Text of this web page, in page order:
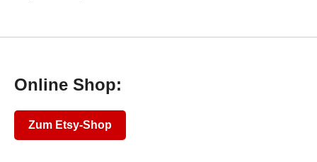
Online Shop:
Zum Etsy-Shop